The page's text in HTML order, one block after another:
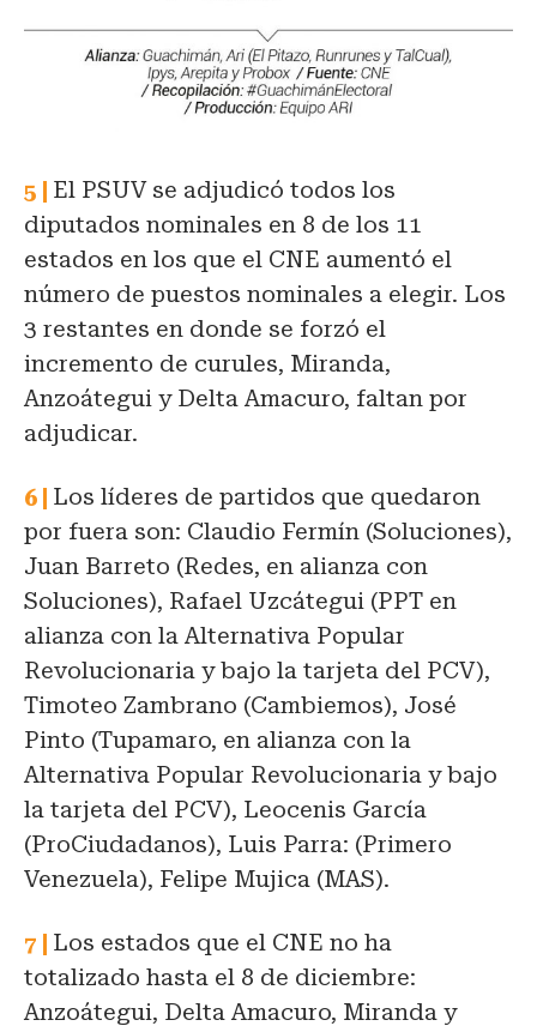
El PSUV se adjudicó todos los
diputados nominales en 8 de los 11
estados en los que el CNE aumentó el
número de puestos nominales a elegir. Los
3 restantes en donde se forzó el
incremento de curules, Miranda,
Anzoátegui y Delta Amacuro, faltan por
adjudicar.
Los líderes de partidos que quedaron
por fuera son: Claudio Fermín (Soluciones),
Juan Barreto (Redes, en alianza con
Soluciones), Rafael Uzcátegui (PPT en
alianza con la Alternativa Popular
Revolucionaria y bajo la tarjeta del PCV),
Timoteo Zambrano (Cambiemos), José
Pinto (Tupamaro, en alianza con la
Alternativa Popular Revolucionaria y bajo
la tarjeta del PCV), Leocenis García
(ProCiudadanos), Luis Parra: (Primero
Venezuela), Felipe Mujica (MAS).
Los estados que el CNE no ha
totalizado hasta el 8 de diciembre:
Anzoátegui, Delta Amacuro, Miranda y